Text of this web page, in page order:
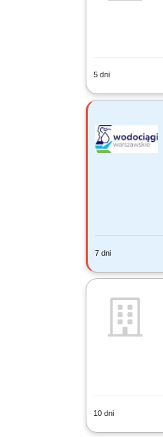
5 dni
7 dni
10 dni